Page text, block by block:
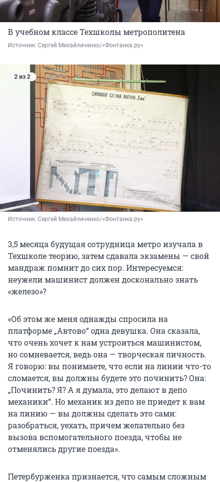
В учебном классе Техшколы метрополитена
Источник: Сергей Михайличенко/«Фонтанка.ру»
2 из 2
Источник: Сергей Михайличенко/«Фонтанка.ру»
3,5 месяца будущая сотрудница метро изучала в
Техшколе теорию, затем сдавала экзамены — свой
мандраж помнит до сих пор. Интересуемся:
неужели машинист должен досконально знать
«железо»?
«Об этом же меня однажды спросила на
платформе „Автово“ одна девушка. Она сказала,
что очень хочет к нам устроиться машинистом,
но сомневается, ведь она — творческая личность.
Я говорю: вы понимаете, что если на линии что-то
сломается, вы должны будете это починить? Она:
„Починить? Я? А я думала, это делают в депо
механики“. Но механик из депо не приедет к вам
на линию — вы должны сделать это сами:
разобраться, уехать, причем желательно без
вызова вспомогательного поезда, чтобы не
отменялись другие поезда».
Петербурженка признается, что самым сложным